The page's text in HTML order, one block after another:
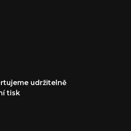
udržitelně
tisk